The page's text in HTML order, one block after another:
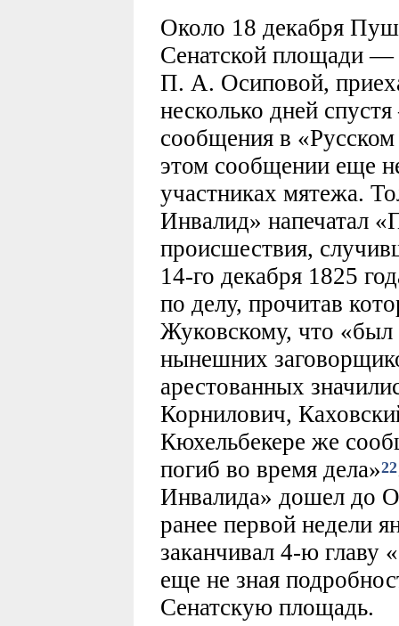
Около 18 декабря
Сенатской площади —
П. А. Осиповой,
несколько дней
сообщения в
этом сообщении еще
участниках мятежа.
Инвалид» напечатал
происшествия,
14-го декабря 1825
по делу, прочитав
Жуковскому, что
нынешних
арестованных
Корнилович,
Кюхельбекере же
погиб во время дела»22
Инвалида» дошел до
ранее первой недели
заканчивал 4-ю главу
еще не зная
Сенатскую площадь.